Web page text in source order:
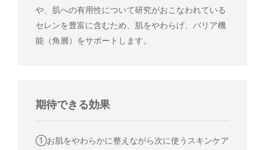
や、肌への有用性について研究がおこなわれている
セレンを豊富に含むため、肌をやわらげ、バリア機
能（角層）をサポートします。
期待できる効果
①お肌をやわらかに整えながら次に使うスキンケア